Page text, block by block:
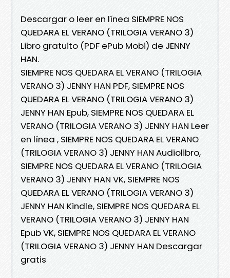
Descargar o leer en línea SIEMPRE NOS
QUEDARA EL VERANO (TRILOGIA VERANO 3)
Libro gratuito (PDF ePub Mobi) de JENNY
HAN.
SIEMPRE NOS QUEDARA EL VERANO (TRILOGIA
VERANO 3) JENNY HAN PDF, SIEMPRE NOS
QUEDARA EL VERANO (TRILOGIA VERANO 3)
JENNY HAN Epub, SIEMPRE NOS QUEDARA EL
VERANO (TRILOGIA VERANO 3) JENNY HAN Leer
en línea , SIEMPRE NOS QUEDARA EL VERANO
(TRILOGIA VERANO 3) JENNY HAN Audiolibro,
SIEMPRE NOS QUEDARA EL VERANO (TRILOGIA
VERANO 3) JENNY HAN VK, SIEMPRE NOS
QUEDARA EL VERANO (TRILOGIA VERANO 3)
JENNY HAN Kindle, SIEMPRE NOS QUEDARA EL
VERANO (TRILOGIA VERANO 3) JENNY HAN
Epub VK, SIEMPRE NOS QUEDARA EL VERANO
(TRILOGIA VERANO 3) JENNY HAN Descargar
gratis